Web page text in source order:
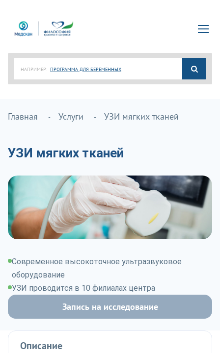
НАПРИМЕР: ПРОГРАММА ДЛЯ БЕРЕМЕННЫХ
Главная Услуги УЗИ мягких тканей
Современное высокоточное ультразвуковое
оборудование
УЗИ проводится в 10 филиалах центра
Запись на исследование
УЗИ мягких тканей
Описание